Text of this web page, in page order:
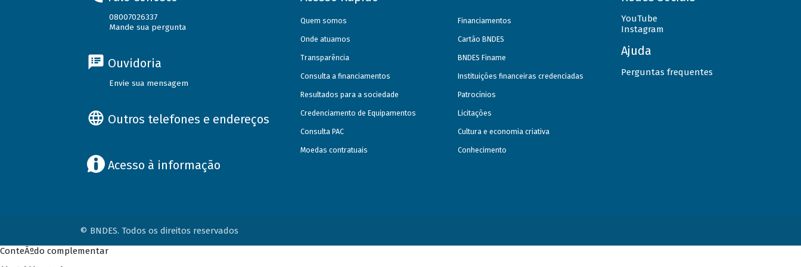
08007026337
Mande sua pergunta
Ouvidoria
Envie sua mensagem
Outros telefones e endereços
Acesso à informação
Quem somos
Onde atuamos
Transparência
Consulta a financiamentos
Resultados para a sociedade
Credenciamento de Equipamentos
Consulta PAC
Moedas contratuais
Financiamentos
Cartão BNDES
BNDES Finame
Instituições financeiras credenciadas
Patrocínios
Licitações
Cultura e economia criativa
Conhecimento
YouTube
Instagram
Ajuda
Perguntas frequentes
© BNDES. Todos os direitos reservados
ConteÃºdo complementar